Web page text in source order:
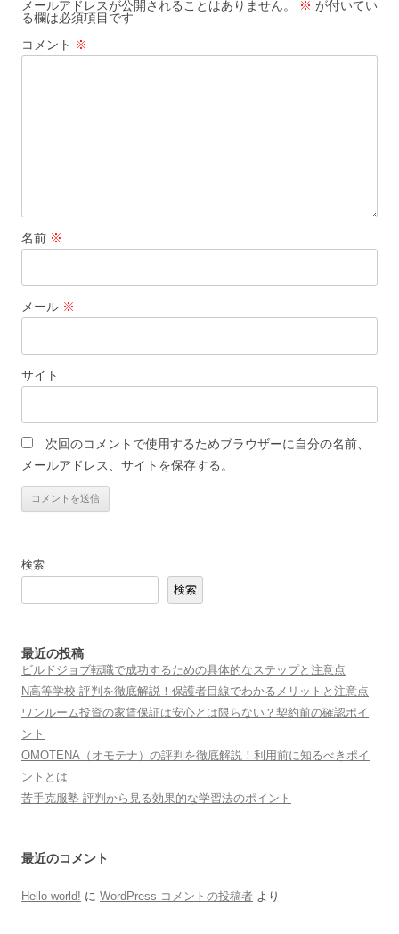
シ
ョ
メールアドレスが公開されることはありません。 ※ が付いてい
る欄は必須項目です
コメント ※
名前 ※
メール ※
サイト
次回のコメントで使用するためブラウザーに自分の名前、
メールアドレス、サイトを保存する。
検索
検索
最近の投稿
ビルドジョブ転職で成功するための具体的なステップと注意点
N高等学校 評判を徹底解説！保護者目線でわかるメリットと注意点
ワンルーム投資の家賃保証は安心とは限らない？契約前の確認ポイ
ント
OMOTENA（オモテナ）の評判を徹底解説！利用前に知るべきポイ
ントとは
苦手克服塾 評判から見る効果的な学習法のポイント
最近のコメント
Hello world! に WordPress コメントの投稿者 より